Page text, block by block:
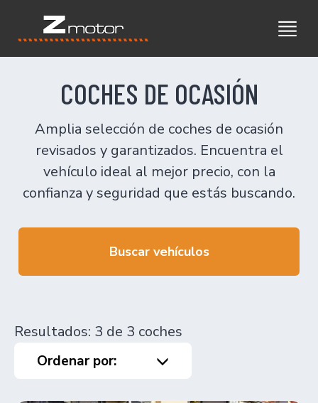
COCHES DE OCASIÓN
Amplia selección de coches de ocasión
revisados y garantizados. Encuentra el
vehículo ideal al mejor precio, con la
confianza y seguridad que estás buscando.
Buscar vehículos
Resultados: 3 de 3 coches
Ordenar por: